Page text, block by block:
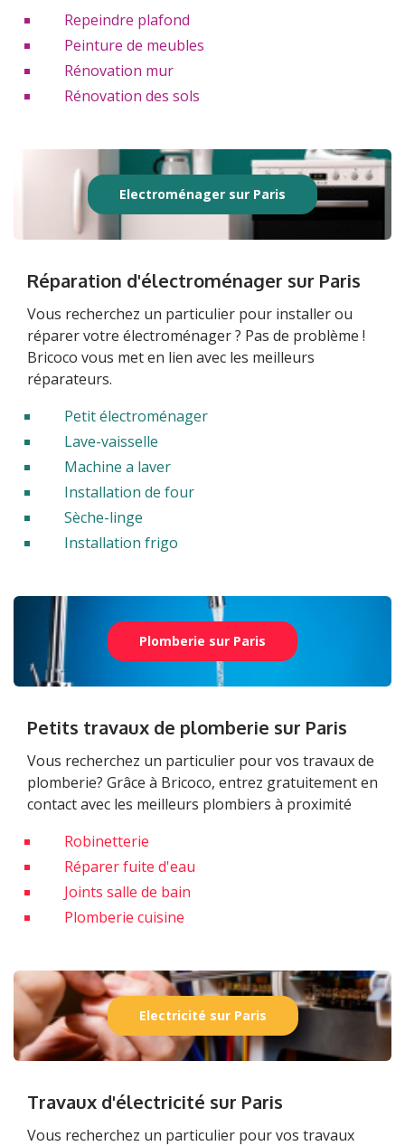
Repeindre plafond
Peinture de meubles
Rénovation mur
Rénovation des sols
Electroménager sur Paris
Réparation d'électroménager sur Paris
Vous recherchez un particulier pour installer ou
réparer votre électroménager ? Pas de problème !
Bricoco vous met en lien avec les meilleurs
réparateurs.
Petit électroménager
Lave-vaisselle
Machine a laver
Installation de four
Sèche-linge
Installation frigo
Plomberie sur Paris
Petits travaux de plomberie sur Paris
Vous recherchez un particulier pour vos travaux de
plomberie? Grâce à Bricoco, entrez gratuitement en
contact avec les meilleurs plombiers à proximité
Robinetterie
Réparer fuite d'eau
Joints salle de bain
Plomberie cuisine
Electricité sur Paris
Travaux d'électricité sur Paris
Vous recherchez un particulier pour vos travaux